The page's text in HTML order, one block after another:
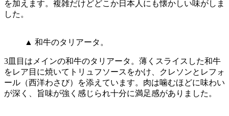
を加えます。複雑だけどどこか日本人にも懐かしい味がしま
した。
▲ 和牛のタリアータ。
3皿目はメインの和牛のタリアータ。薄くスライスした和牛
をレア目に焼いてトリュフソースをかけ、クレソンとレフォ
ール（西洋わさび）を添えています。肉は噛むほどに味わい
が深く、旨味が強く感じられ十分に満足感がありました。